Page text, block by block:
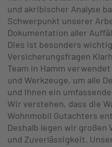
und akribischer Analyse
Schwerpunkt unserer
Dokumentation aller
Dies ist besonders
Versicherungsfragen
Team in Hamm
und Werkzeuge, um alle
und Ihnen ein
Wir verstehen, dass die
Wohnmobil Gutachters
Deshalb legen wir
und Zuverlässigkeit.